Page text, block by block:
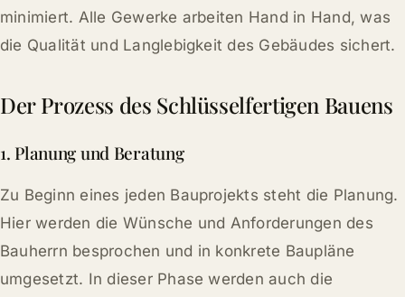
minimiert. Alle Gewerke arbeiten Hand in Hand, was
die Qualität und Langlebigkeit des Gebäudes sichert.
Der Prozess des Schlüsselfertigen Bauens
1. Planung und Beratung
Zu Beginn eines jeden Bauprojekts steht die Planung.
Hier werden die Wünsche und Anforderungen des
Bauherrn besprochen und in konkrete Baupläne
umgesetzt. In dieser Phase werden auch die